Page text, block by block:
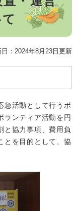
日：2024年8月23日更新
急活動として行うボ
ランティア活動を円
と協力事項、費用負
とを目的として、協